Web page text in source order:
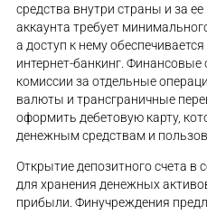
средства внутри страны и за
аккаунта требует
а доступ к нему
интернет-банкинг.
комиссии за отдельные
валюты и трансграничные
оформить дебетовую карту,
денежным средствам и
Открытие депозитного счета в
для хранения денежных
прибыли. Финучреждения